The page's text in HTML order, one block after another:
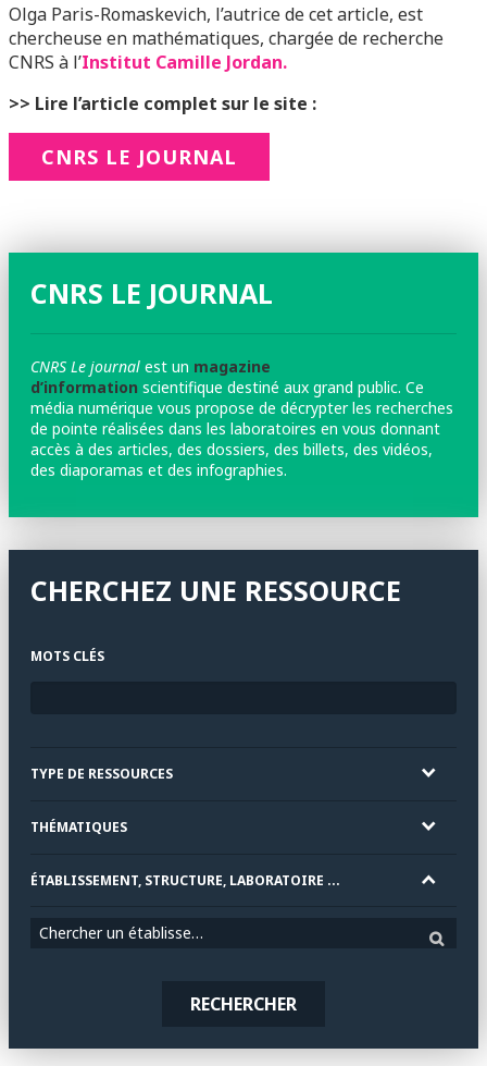
Olga Paris-Romaskevich, l’autrice de cet article, est
chercheuse en mathématiques, chargée de recherche
CNRS à l’Institut Camille Jordan.
>> Lire l’article complet sur le site :
CNRS LE JOURNAL
CNRS LE JOURNAL
CNRS Le journal est un magazine
d’information scientifique destiné aux grand public. Ce
média numérique vous propose de décrypter les recherches
de pointe réalisées dans les laboratoires en vous donnant
accès à des articles, des dossiers, des billets, des vidéos,
des diaporamas et des infographies.
CHERCHEZ UNE RESSOURCE
MOTS CLÉS
TYPE DE RESSOURCES
THÉMATIQUES
ÉTABLISSEMENT, STRUCTURE, LABORATOIRE ...
Chercher un établissement
RECHERCHER